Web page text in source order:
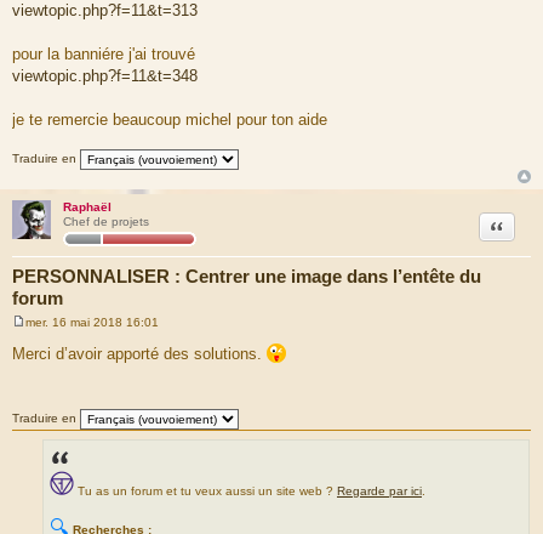
g
viewtopic.php?f=11&t=313
pour la banniére j'ai trouvé
viewtopic.php?f=11&t=348
je te remercie beaucoup michel pour ton aide
Traduire en
Raphaël
Chef de projets
PERSONNALISER : Centrer une image dans l’entête du
forum
Citation
s
e
mer. 16 mai 2018 16:01
Merci d’avoir apporté des solutions.
Traduire en
Tu as un forum et tu veux aussi un site web ? Regarde par ici
🔍 Recherches :